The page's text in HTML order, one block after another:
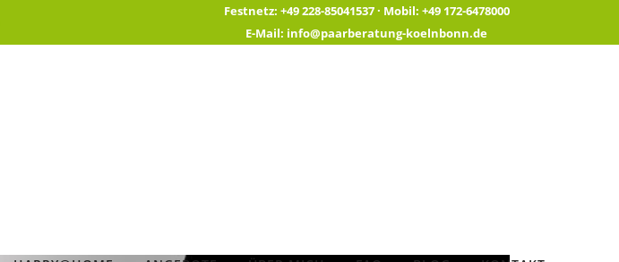
Festnetz: +49 228-85041537 · Mobil: +49 172-6478000
E-Mail: info@paarberatung-koelnbonn.de